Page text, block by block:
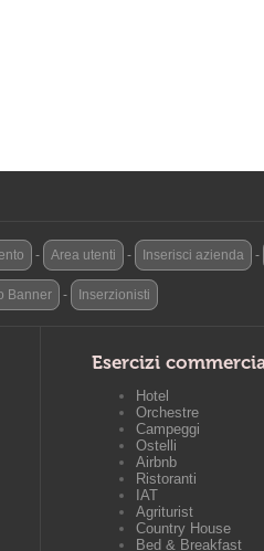
- Area utenti - Inserisci azienda -
Banner - Inserzionisti
Esercizi
Hotel
Orchestre
Campeggi
Ostelli
Airbnb
Ristoranti
IAT
Agriturist
Country House
Bed & Breakfast